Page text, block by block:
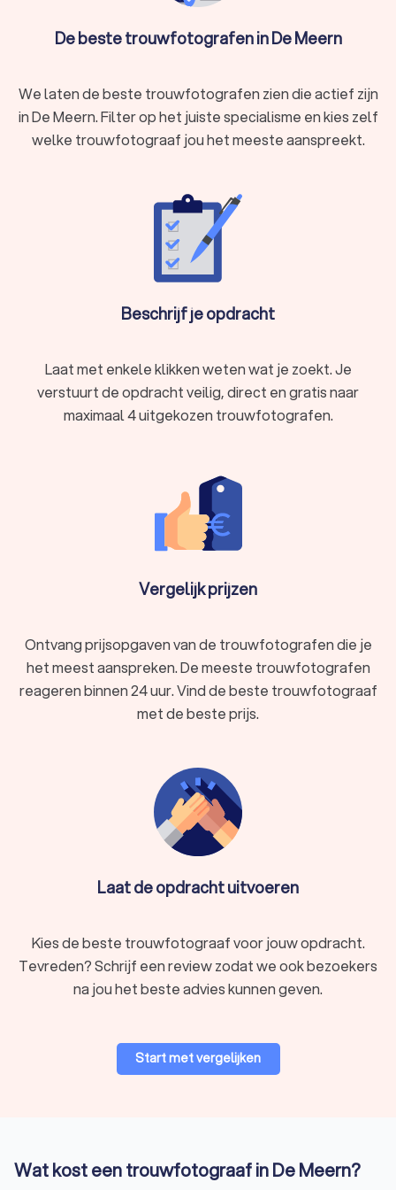
De beste trouwfotografen in De Meern
We laten de beste trouwfotografen zien die actief zijn
in De Meern. Filter op het juiste specialisme en kies zelf
welke trouwfotograaf jou het meeste aanspreekt.
Beschrijf je opdracht
Laat met enkele klikken weten wat je zoekt. Je
verstuurt de opdracht veilig, direct en gratis naar
maximaal 4 uitgekozen trouwfotografen.
Vergelijk prijzen
Ontvang prijsopgaven van de trouwfotografen die je
het meest aanspreken. De meeste trouwfotografen
reageren binnen 24 uur. Vind de beste trouwfotograaf
met de beste prijs.
Laat de opdracht uitvoeren
Kies de beste trouwfotograaf voor jouw opdracht.
Tevreden? Schrijf een review zodat we ook bezoekers
na jou het beste advies kunnen geven.
Start met vergelijken
Wat kost een trouwfotograaf in De Meern?